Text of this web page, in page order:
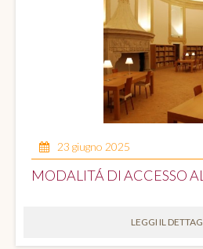
23 giugno 2025
MODALITÁ DI ACCESSO
LEGGI IL